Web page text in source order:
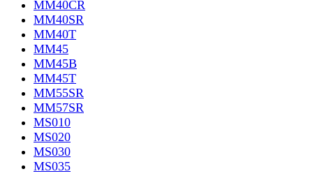
MM40CR
MM40SR
MM40T
MM45
MM45B
MM45T
MM55SR
MM57SR
MS010
MS020
MS030
MS035